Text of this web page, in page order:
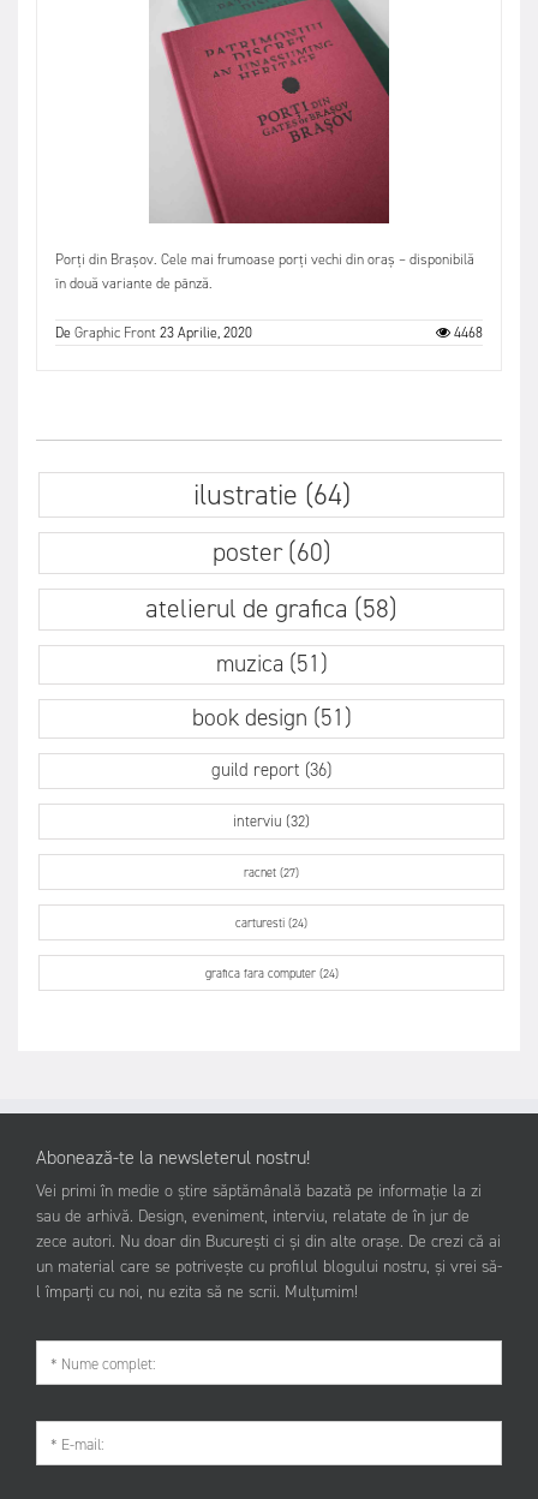
Porți din Brașov. Cele mai frumoase porți vechi din oraș – disponibilă
în două variante de pânză.
DeGraphic Front23 Aprilie, 2020 4468
ilustratie (64)
poster (60)
atelierul de grafica (58)
muzica (51)
book design (51)
guild report (36)
interviu (32)
racnet (27)
carturesti (24)
grafica fara computer (24)
Abonează-te la newsleterul nostru!
Vei primi în medie o știre săptămânală bazată pe informație la zi
sau de arhivă. Design, eveniment, interviu, relatate de în jur de
zece autori. Nu doar din București ci și din alte orașe. De crezi că ai
un material care se potrivește cu profilul blogului nostru, și vrei să-
l împarți cu noi, nu ezita să ne scrii. Mulțumim!